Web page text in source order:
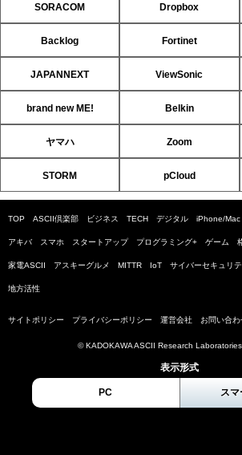
SORACOM Dropbox
Backlog Fortinet
JAPANNEXT ViewSonic
brand new ME! Belkin
ヤマハ Zoom
STORM pCloud
TOP ASCII倶楽部 ビジネス TECH デジタル iPhone/Mac
アキバ スマホ スタートアップ プログラミング+ ゲーム
家電ASCII アスキーグルメ MITTR IoT サイバーセキュリ
地方活性
サイトポリシー プライバシーポリシー 運営会社 お問い合わ
© KADOKAWA ASCII Research
表示形式
PC スマ